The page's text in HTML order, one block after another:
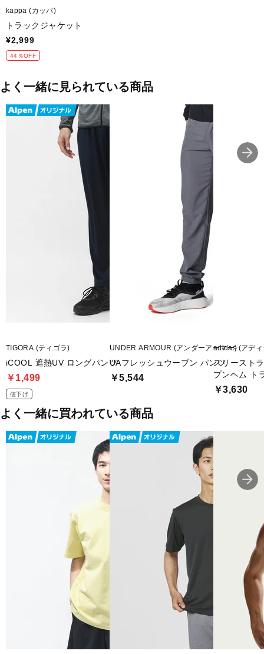
■メーカー型番：216922
kappa (カッパ)
トラックジャケット
¥2,999
44％OFF
よく一緒に見られている商品
TIGORA (ティゴラ)
iCOOL 遮熱UV ロングパンツ
￥1,499
値下げ
UNDER ARMOUR (アンダーアーマー)
UAフレッシュウーブン パンツ
￥5,544
adidas (アディ
スリースト
プンヘム ト
￥3,630
よく一緒に買われている商品